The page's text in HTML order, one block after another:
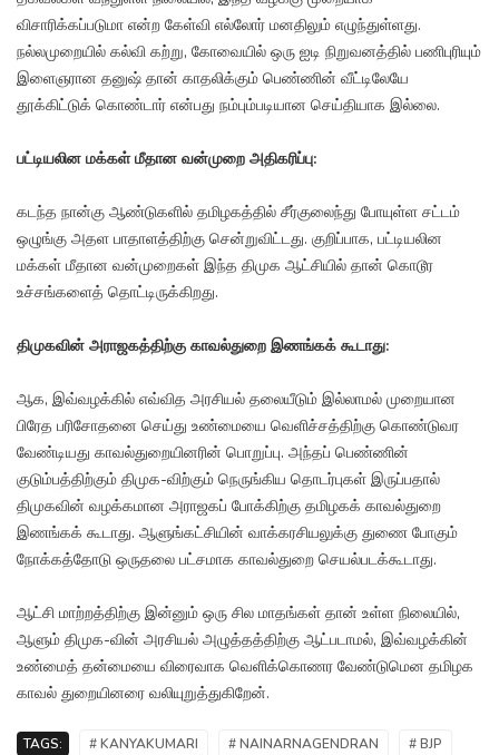
விசாரிக்கப்படுமா என்ற கேள்வி எல்லோர் மனதிலும் எழுந்துள்ளது.
நல்லமுறையில் கல்வி கற்று, கோவையில் ஒரு ஐடி நிறுவனத்தில் பணிபுரியும்
இளைஞரான தனுஷ் தான் காதலிக்கும் பெண்ணின் வீட்டிலேயே
தூக்கிட்டுக் கொண்டார் என்பது நம்பும்படியான செய்தியாக இல்லை.
பட்டியலின மக்கள் மீதான வன்முறை அதிகரிப்பு:
கடந்த நான்கு ஆண்டுகளில் தமிழகத்தில் சீர்குலைந்து போயுள்ள சட்டம்
ஒழுங்கு அதள பாதாளத்திற்கு சென்றுவிட்டது. குறிப்பாக, பட்டியலின
மக்கள் மீதான வன்முறைகள் இந்த திமுக ஆட்சியில் தான் கொடூர
உச்சங்களைத் தொட்டிருக்கிறது.
திமுகவின் அராஜகத்திற்கு காவல்துறை இணங்கக் கூடாது:
ஆக, இவ்வழக்கில் எவ்வித அரசியல் தலையீடும் இல்லாமல் முறையான
பிரேத பரிசோதனை செய்து உண்மையை வெளிச்சத்திற்கு கொண்டுவர
வேண்டியது காவல்துறையினரின் பொறுப்பு. அந்தப் பெண்ணின்
குடும்பத்திற்கும் திமுக-விற்கும் நெருங்கிய தொடர்புகள் இருப்பதால்
திமுகவின் வழக்கமான அராஜகப் போக்கிற்கு தமிழகக் காவல்துறை
இணங்கக் கூடாது. ஆளுங்கட்சியின் வாக்கரசியலுக்கு துணை போகும்
நோக்கத்தோடு ஒருதலை பட்சமாக காவல்துறை செயல்படக்கூடாது.
ஆட்சி மாற்றத்திற்கு இன்னும் ஒரு சில மாதங்கள் தான் உள்ள நிலையில்,
ஆளும் திமுக-வின் அரசியல் அழுத்தத்திற்கு ஆட்படாமல், இவ்வழக்கின்
உண்மைத் தன்மையை விரைவாக வெளிக்கொணர வேண்டுமென தமிழக
காவல் துறையினரை வலியுறுத்துகிறேன்.
TAGS: # KANYAKUMARI # NAINARNAGENDRAN # BJP